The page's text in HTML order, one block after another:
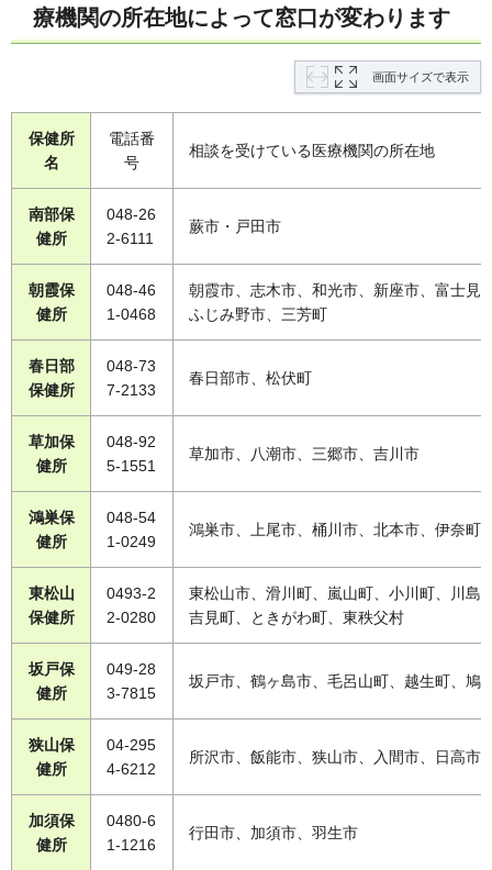
療機関の所在地によって窓口が変わります
画面サイズで表示
保健所
名
電話番
号
相談を受けている医療機関の所在地
南部保
健所
048-26
2-6111
蕨市・戸田市
朝霞保
健所
048-46
1-0468
朝霞市、志木市、和光市、新座市、富士見
ふじみ野市、三芳町
春日部
保健所
048-73
7-2133
春日部市、松伏町
草加保
健所
048-92
5-1551
草加市、八潮市、三郷市、吉川市
鴻巣保
健所
048-54
1-0249
鴻巣市、上尾市、桶川市、北本市、伊奈町
東松山
保健所
0493-2
2-0280
東松山市、滑川町、嵐山町、小川町、川島
吉見町、ときがわ町、東秩父村
坂戸保
健所
049-28
3-7815
坂戸市、鶴ヶ島市、毛呂山町、越生町、鳩
狭山保
健所
04-295
4-6212
所沢市、飯能市、狭山市、入間市、日高市
加須保
健所
0480-6
1-1216
行田市、加須市、羽生市